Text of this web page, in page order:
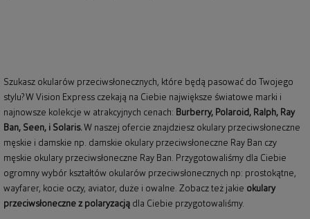
Szukasz okularów przeciwsłonecznych, które będą pasować do Twojego
stylu? W Vision Express czekają na Ciebie największe światowe marki i
najnowsze kolekcje w atrakcyjnych cenach: Burberry, Polaroid , Ralph, Ray
Ban, Seen, i Solaris. W naszej ofercie znajdziesz okulary przeciwsłoneczne
męskie i damskie np. damskie okulary przeciwsłoneczne Ray Ban czy
męskie okulary przeciwsłoneczne Ray Ban. Przygotowaliśmy dla Ciebie
ogromny wybór kształtów okularów przeciwsłonecznych np: prostokątne,
wayfarer, kocie oczy, aviator, duże i owalne. Zobacz też jakie okulary
przeciwsłoneczne z polaryzacją dla Ciebie przygotowaliśmy.